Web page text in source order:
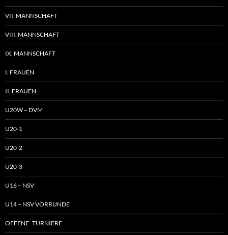
VII. MANNSCHAFT
VIII. MANNSCHAFT
IX. MANNSCHAFT
I. FRAUEN
II. FRAUEN
U20W – DVM
U20-1
U20-2
U20-3
U16 – NSV
U14 – NSV VORRUNDE
OFFENE TURNIERE